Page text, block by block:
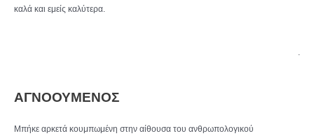
καλά και εμείς καλύτερα.
ΑΓΝΟΟΥΜΕΝΟΣ
Μπήκε αρκετά κουμπωμένη στην αίθουσα του ανθρωπολογικού